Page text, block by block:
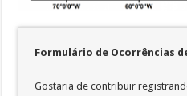
Formulário de Ocorrências
Gostaria de contribuir